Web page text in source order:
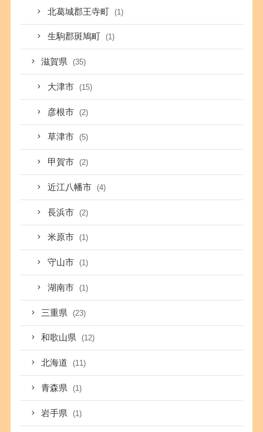
北葛城郡王寺町 (1)
生駒郡斑鳩町 (1)
滋賀県 (35)
大津市 (15)
彦根市 (2)
草津市 (5)
甲賀市 (2)
近江八幡市 (4)
長浜市 (2)
米原市 (1)
守山市 (1)
湖南市 (1)
三重県 (23)
和歌山県 (12)
北海道 (11)
青森県 (1)
岩手県 (1)